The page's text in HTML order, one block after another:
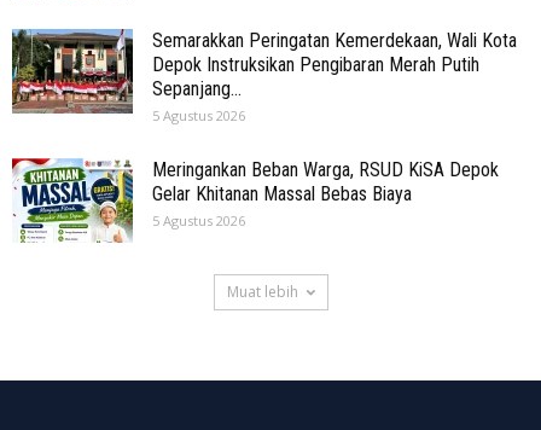
Semarakkan Peringatan Kemerdekaan, Wali Kota
Depok Instruksikan Pengibaran Merah Putih
Sepanjang...
5 Agustus 2026
Meringankan Beban Warga, RSUD KiSA Depok
Gelar Khitanan Massal Bebas Biaya
5 Agustus 2026
Muat lebih